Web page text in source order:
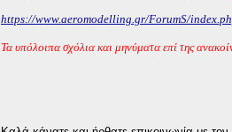
https://www.aeromodelling.gr/ForumS/
Τα υπόλοιπα σχόλια και μηνύματα επί της